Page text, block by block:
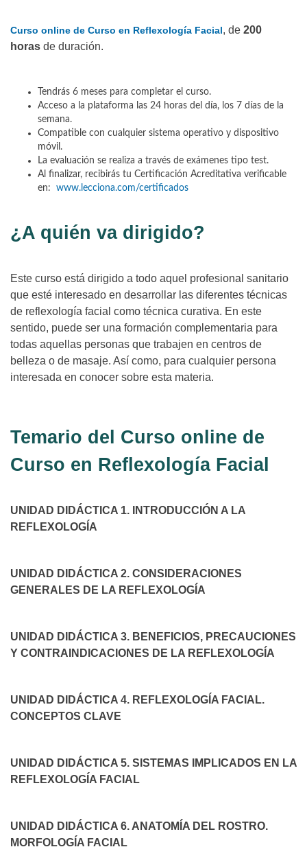
Curso online de Curso en Reflexología Facial, de 200
horas de duración.
Tendrás 6 meses para completar el curso.
Acceso a la plataforma las 24 horas del día, los 7 días de la
semana.
Compatible con cualquier sistema operativo y dispositivo
móvil.
La evaluación se realiza a través de exámenes tipo test.
Al finalizar, recibirás tu Certificación Acreditativa verificable
en: www.lecciona.com/certificados
¿A quién va dirigido?
Este curso está dirigido a todo aquel profesional sanitario
que esté interesado en desarrollar las diferentes técnicas
de reflexología facial como técnica curativa. En este
sentido, puede ser una formación complementaria para
todas aquellas personas que trabajen en centros de
belleza o de masaje. Así como, para cualquier persona
interesada en conocer sobre esta materia.
Temario del Curso online de
Curso en Reflexología Facial
UNIDAD DIDÁCTICA 1. INTRODUCCIÓN A LA
REFLEXOLOGÍA
UNIDAD DIDÁCTICA 2. CONSIDERACIONES
GENERALES DE LA REFLEXOLOGÍA
UNIDAD DIDÁCTICA 3. BENEFICIOS, PRECAUCIONES
Y CONTRAINDICACIONES DE LA REFLEXOLOGÍA
UNIDAD DIDÁCTICA 4. REFLEXOLOGÍA FACIAL.
CONCEPTOS CLAVE
UNIDAD DIDÁCTICA 5. SISTEMAS IMPLICADOS EN LA
REFLEXOLOGÍA FACIAL
UNIDAD DIDÁCTICA 6. ANATOMÍA DEL ROSTRO.
MORFOLOGÍA FACIAL